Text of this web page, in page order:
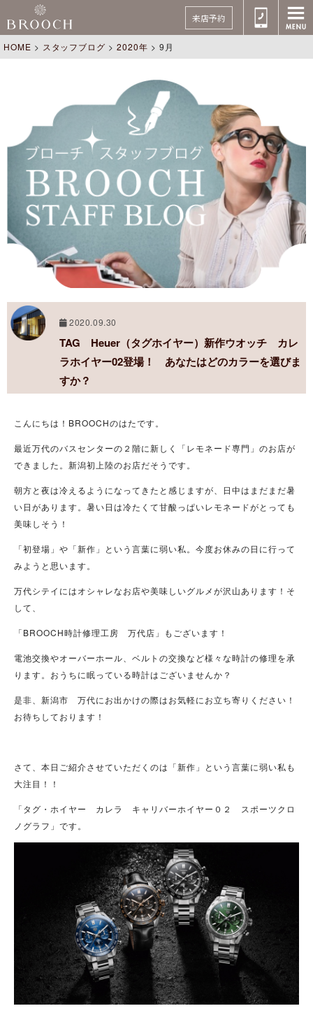
来店予約
HOME > スタッフブログ >2020年 > 9月
2020.09.30
TAG Heuer（タグホイヤー）新作ウオッチ カレ
ラホイヤー02登場！ あなたはどのカラーを選びま
すか？
こんにちは！BROOCHのはたです。
最近万代のバスセンターの２階に新しく「レモネード専門」のお店が
できました。新潟初上陸のお店だそうです。
朝方と夜は冷えるようになってきたと感じますが、日中はまだまだ暑
い日があります。暑い日は冷たくて甘酸っぱいレモネードがとっても
美味しそう！
「初登場」や「新作」という言葉に弱い私。今度お休みの日に行って
みようと思います。
万代シテイにはオシャレなお店や美味しいグルメが沢山あります！そ
して、
「BROOCH時計修理工房 万代店」もございます！
電池交換やオーバーホール、ベルトの交換など様々な時計の修理を承
ります。おうちに眠っている時計はございませんか？
是非、新潟市 万代にお出かけの際はお気軽にお立ち寄りください！
お待ちしております！
さて、本日ご紹介させていただくのは「新作」という言葉に弱い私も
大注目！！
「タグ・ホイヤー カレラ キャリバーホイヤー０２ スポーツクロ
ノグラフ」です。